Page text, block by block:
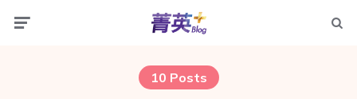
10 Posts